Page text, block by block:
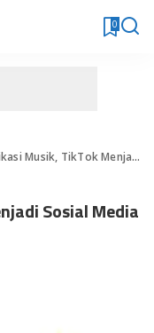
0
TikTok Menjadi Sosial Media Paling Populer di Dunia
Sosial Media